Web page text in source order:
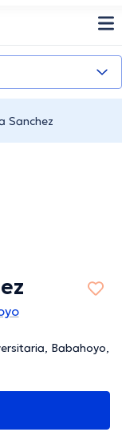
Sanchez
Babahoyo,